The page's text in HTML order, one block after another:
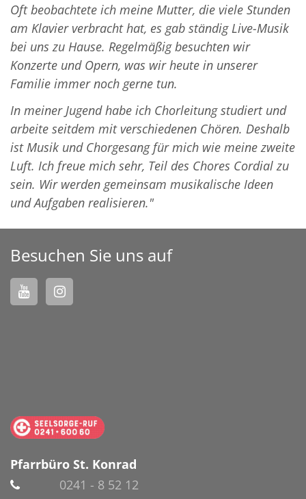
Oft beobachtete ich meine Mutter, die viele Stunden
am Klavier verbracht hat, es gab ständig Live-Musik
bei uns zu Hause. Regelmäßig besuchten wir
Konzerte und Opern, was wir heute in unserer
Familie immer noch gerne tun.
In meiner Jugend habe ich Chorleitung studiert und
arbeite seitdem mit verschiedenen Chören. Deshalb
ist Musik und Chorgesang für mich wie meine zweite
Luft. Ich freue mich sehr, Teil des Chores Cordial zu
sein. Wir werden gemeinsam musikalische Ideen
und Aufgaben realisieren."
Besuchen Sie uns auf
Pfarrbüro St. Konrad
0241 - 8 52 12